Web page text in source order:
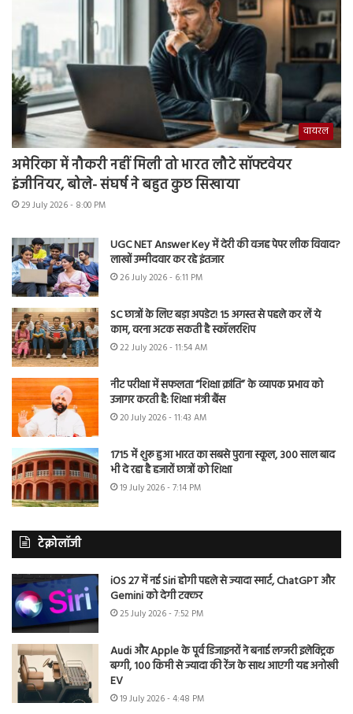
वायरल
अमेरिका में नौकरी नहीं मिली तो भारत लौटे सॉफ्टवेयर
इंजीनियर, बोले- संघर्ष ने बहुत कुछ सिखाया
29 July 2026 - 8:00 PM
UGC NET Answer Key में देरी की वजह पेपर लीक विवाद?
लाखों उम्मीदवार कर रहे इंतजार
26 July 2026 - 6:11 PM
SC छात्रों के लिए बड़ा अपडेट! 15 अगस्त से पहले कर लें ये
काम, वरना अटक सकती है स्कॉलरशिप
22 July 2026 - 11:54 AM
नीट परीक्षा में सफलता “शिक्षा क्रांति” के व्यापक प्रभाव को
उजागर करती है: शिक्षा मंत्री बैंस
20 July 2026 - 11:43 AM
1715 में शुरू हुआ भारत का सबसे पुराना स्कूल, 300 साल बाद
भी दे रहा है हजारों छात्रों को शिक्षा
19 July 2026 - 7:14 PM
टेक्नोलॉजी
iOS 27 में नई Siri होगी पहले से ज्यादा स्मार्ट, ChatGPT और
Gemini को देगी टक्कर
25 July 2026 - 7:52 PM
Audi और Apple के पूर्व डिजाइनरों ने बनाई लग्जरी इलेक्ट्रिक
बग्गी, 100 किमी से ज्यादा की रेंज के साथ आएगी यह अनोखी
EV
19 July 2026 - 4:48 PM